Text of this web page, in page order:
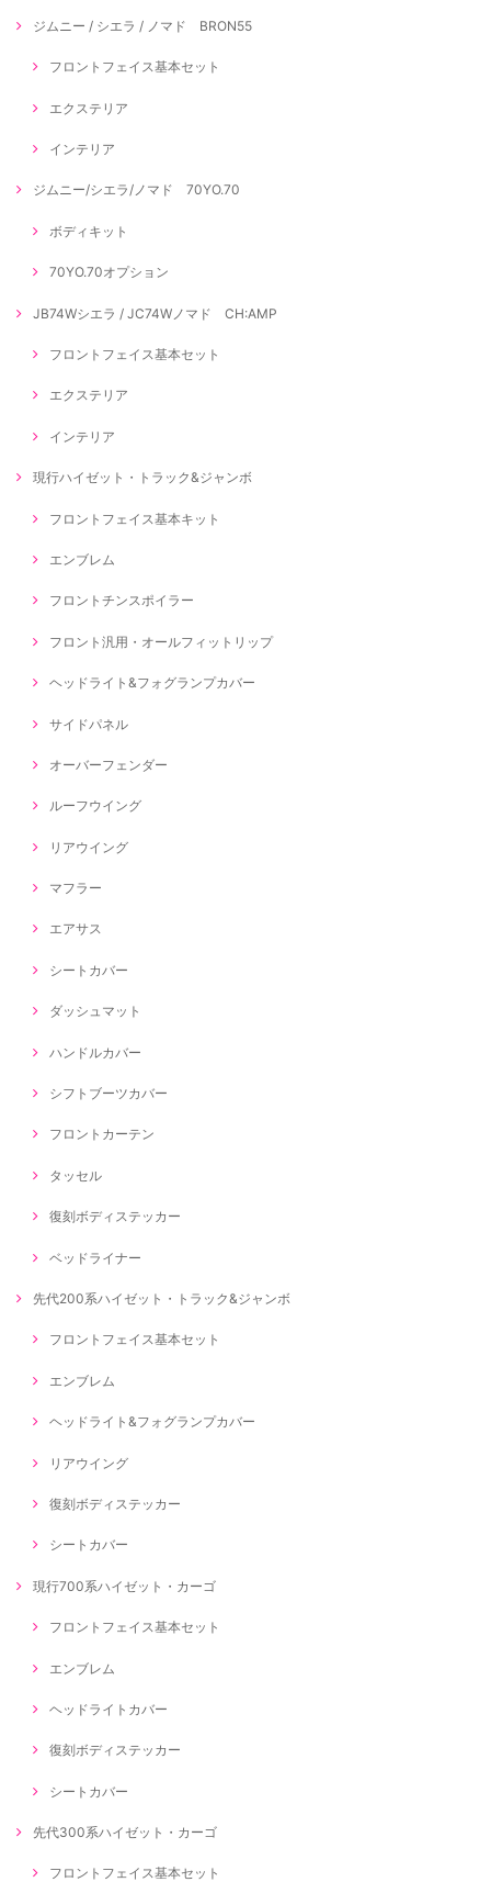
ジムニー / シエラ / ノマド BRON55
フロントフェイス基本セット
エクステリア
インテリア
ジムニー/シエラ/ノマド 70YO.70
ボディキット
70YO.70オプション
JB74Wシエラ / JC74Wノマド CH:AMP
フロントフェイス基本セット
エクステリア
インテリア
現行ハイゼット・トラック&ジャンボ
フロントフェイス基本キット
エンブレム
フロントチンスポイラー
フロント汎用・オールフィットリップ
ヘッドライト&フォグランプカバー
サイドパネル
オーバーフェンダー
ルーフウイング
リアウイング
マフラー
エアサス
シートカバー
ダッシュマット
ハンドルカバー
シフトブーツカバー
フロントカーテン
タッセル
復刻ボディステッカー
ベッドライナー
先代200系ハイゼット・トラック&ジャンボ
フロントフェイス基本セット
エンブレム
ヘッドライト&フォグランプカバー
リアウイング
復刻ボディステッカー
シートカバー
現行700系ハイゼット・カーゴ
フロントフェイス基本セット
エンブレム
ヘッドライトカバー
復刻ボディステッカー
シートカバー
先代300系ハイゼット・カーゴ
フロントフェイス基本セット